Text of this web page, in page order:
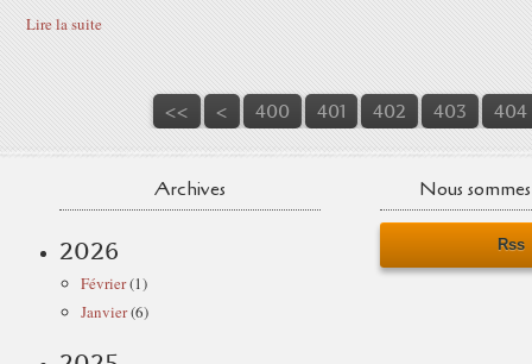
Lire la suite
<< < 400 401 402 403 404
Archives
2026
Février(1)
Janvier(6)
Nous
Rss